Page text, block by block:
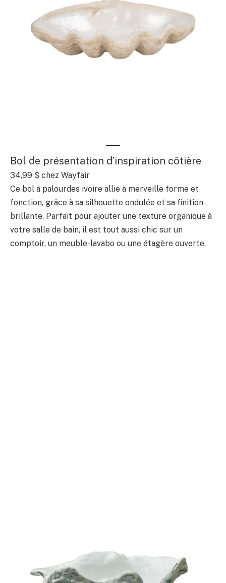
Bol de présentation d’inspiration côtière
34,99 $ chez Wayfair
Ce bol à palourdes ivoire allie à merveille forme et
fonction, grâce à sa silhouette ondulée et sa finition
brillante. Parfait pour ajouter une texture organique à
votre salle de bain, il est tout aussi chic sur un
comptoir, un meuble-lavabo ou une étagère ouverte.